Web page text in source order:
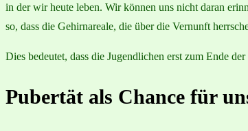
in der wir heute leben. Wir können uns nicht daran
so, dass die Gehirnareale, die über die Vernunft
Dies bedeutet, dass die Jugendlichen erst zum Ende
Pubertät als Chance für